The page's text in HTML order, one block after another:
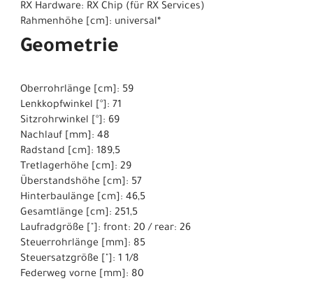
RX Hardware: RX Chip (für RX Services)
Rahmenhöhe [cm]: universal*
Geometrie
Oberrohrlänge [cm]: 59
Lenkkopfwinkel [°]: 71
Sitzrohrwinkel [°]: 69
Nachlauf [mm]: 48
Radstand [cm]: 189,5
Tretlagerhöhe [cm]: 29
Überstandshöhe [cm]: 57
Hinterbaulänge [cm]: 46,5
Gesamtlänge [cm]: 251,5
Laufradgröße ["]: front: 20 / rear: 26
Steuerrohrlänge [mm]: 85
Steuersatzgröße ["]: 1 1/8
Federweg vorne [mm]: 80